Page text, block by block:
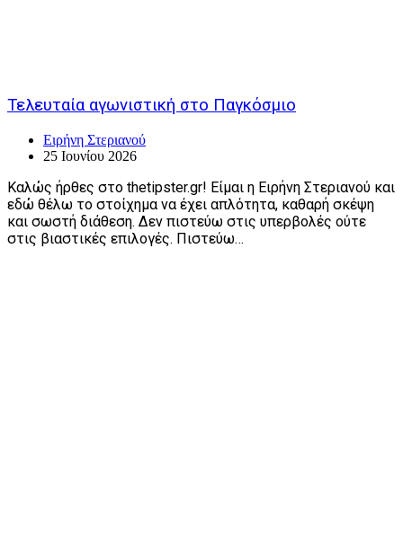
Τελευταία αγωνιστική στο Παγκόσμιο
Ειρήνη Στεριανού
25 Ιουνίου 2026
Καλώς ήρθες στο thetipster.gr! Είμαι η Ειρήνη Στεριανού και
εδώ θέλω το στοίχημα να έχει απλότητα, καθαρή σκέψη
και σωστή διάθεση. Δεν πιστεύω στις υπερβολές ούτε
στις βιαστικές επιλογές. Πιστεύω…